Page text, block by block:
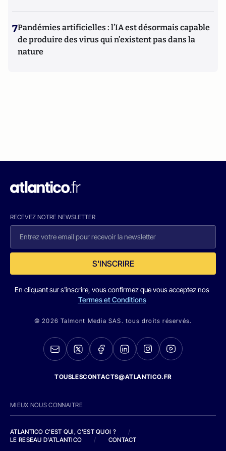
7Pandémies artificielles : l’IA est désormais capable
de produire des virus qui n’existent pas dans la
nature
RECEVEZ NOTRE NEWSLETTER
S'INSCRIRE
En cliquant sur s'inscrire, vous confirmez que vous acceptez nos
Termes et Conditions
© 2026 Talmont Media SAS. tous droits réservés.
TOUSLESCONTACTS@ATLANTICO.FR
MIEUX NOUS CONNAITRE
ATLANTICO C'EST QUI, C'EST QUOI ?
/
LE RESEAU D'ATLANTICO
/ CONTACT